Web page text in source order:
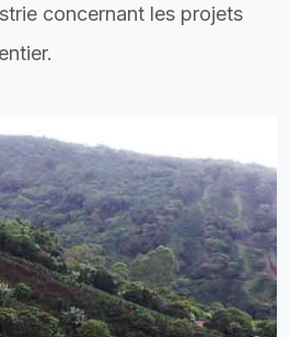
concernant les projets